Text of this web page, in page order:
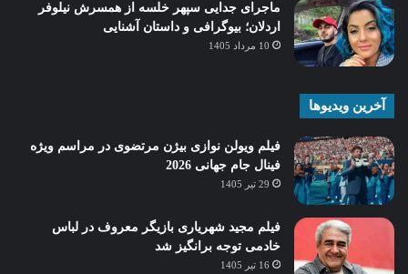
ماجرای جدایی سپهر خلسه از همسرش نیلوفر
اردلان؛ بیوگرافی و داستان آشنایی
10 مرداد 1405
آخرین ویدیوها
فیلم ویولن نوازی بیژن مرتضوی در مراسم ویژه
فینال جام جهانی 2026
29 تیر 1405
فیلم مجید شهریاری بازیگر معروف در لباس
خادمی توجه برانگیز شد
16 تیر 1405